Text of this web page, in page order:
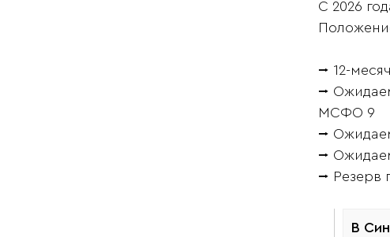
С 2026
⭢ 12-
⭢
МСФО 9
⭢
⭢
⭢ Резерв
В